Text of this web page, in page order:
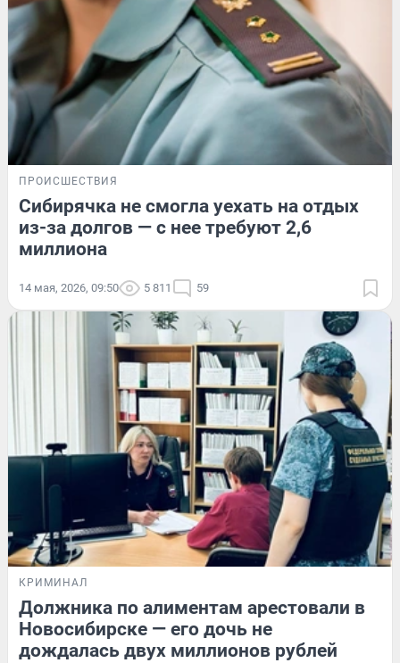
ПРОИСШЕСТВИЯ
Сибирячка не смогла уехать на отдых
из-за долгов — с нее требуют 2,6
миллиона
14 мая, 2026, 09:50 5 811 59
КРИМИНАЛ
Должника по алиментам арестовали в
Новосибирске — его дочь не
дождалась двух миллионов рублей